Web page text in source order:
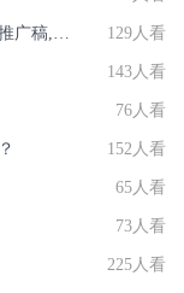
[营销技巧]用撰写软文的思路去写公司文化推广稿,效果立即有效 129人看
143人看
76人看
152人看
65人看
73人看
225人看